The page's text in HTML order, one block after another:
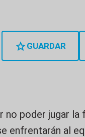
GUARDAR
no poder jugar la
enfrentarán al